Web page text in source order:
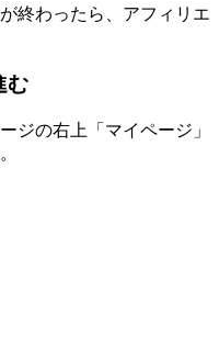
終わったら、アフィリエ
む
ジの右上「マイページ」